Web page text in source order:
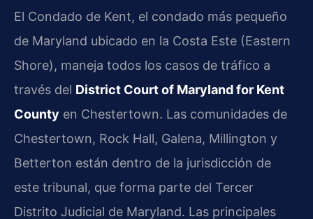
El Condado de Kent, el condado más pequeño
de Maryland ubicado en la Costa Este (Eastern
Shore), maneja todos los casos de tráfico a
través del District Court of Maryland for Kent
County en Chestertown. Las comunidades de
Chestertown, Rock Hall, Galena, Millington y
Betterton están dentro de la jurisdicción de
este tribunal, que forma parte del Tercer
Distrito Judicial de Maryland. Las principales